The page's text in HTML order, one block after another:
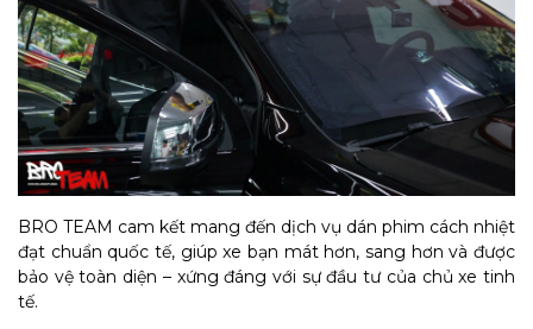
BRO TEAM cam kết mang đến dịch vụ dán phim cách nhiệt
đạt chuẩn quốc tế, giúp xe bạn mát hơn, sang hơn và được
bảo vệ toàn diện – xứng đáng với sự đầu tư của chủ xe tinh
tế.